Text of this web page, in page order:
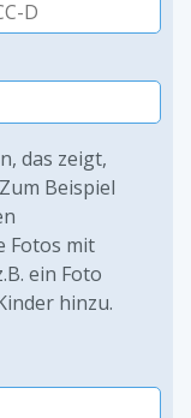
das zeigt,
Beispiel
Fotos mit
ein Foto
hinzu.